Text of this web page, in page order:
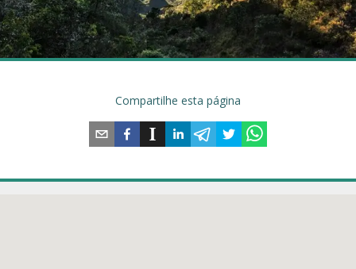
Compartilhe esta página